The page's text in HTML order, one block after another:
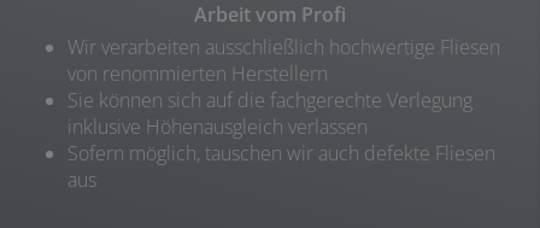
Arbeit vom Profi
Wir verarbeiten ausschließlich hochwertige Fliesen
von renommierten Herstellern
Sie können sich auf die fachgerechte Verlegung
inklusive Höhenausgleich verlassen
Sofern möglich, tauschen wir auch defekte Fliesen
aus